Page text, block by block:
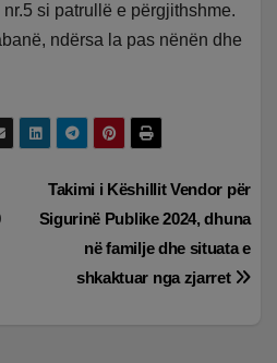
si patrullë e përgjithshme.
ndërsa la pas nënën dhe
Takimi i Këshillit Vendor për
Sigurinë Publike 2024, dhuna
në familje dhe situata e
shkaktuar nga zjarret